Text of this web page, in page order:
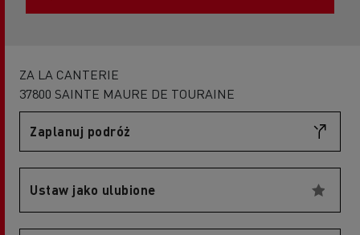
ZA LA CANTERIE
37800 SAINTE MAURE DE TOURAINE
Zaplanuj podróż
Ustaw jako ulubione